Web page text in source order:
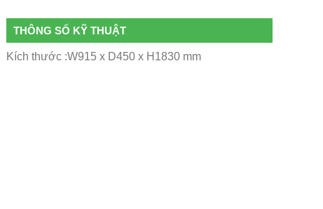
THÔNG SỐ KỸ THUẬT
Kích thước :W915 x D450 x H1830 mm